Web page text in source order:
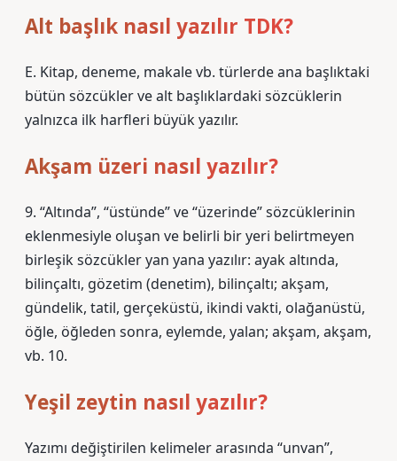
Alt başlık nasıl yazılır TDK?
E. Kitap, deneme, makale vb. türlerde ana başlıktaki
bütün sözcükler ve alt başlıklardaki sözcüklerin
yalnızca ilk harfleri büyük yazılır.
Akşam üzeri nasıl yazılır?
9. “Altında”, “üstünde” ve “üzerinde” sözcüklerinin
eklenmesiyle oluşan ve belirli bir yeri belirtmeyen
birleşik sözcükler yan yana yazılır: ayak altında,
bilinçaltı, gözetim (denetim), bilinçaltı; akşam,
gündelik, tatil, gerçeküstü, ikindi vakti, olağanüstü,
öğle, öğleden sonra, eylemde, yalan; akşam, akşam,
vb. 10.
Yeşil zeytin nasıl yazılır?
Yazımı değiştirilen kelimeler arasında “unvan”,